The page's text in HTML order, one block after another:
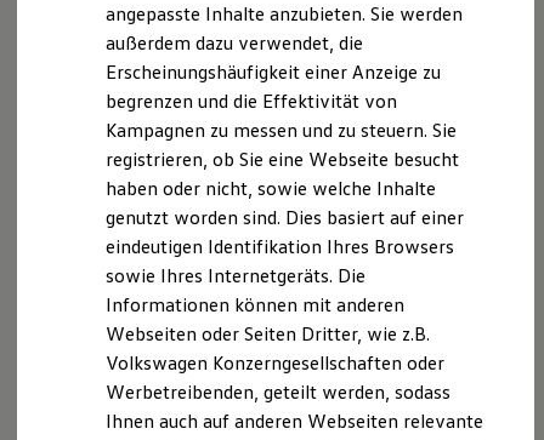
Batterieverordnung
XTL-Dieselkraftstoff
Ersatzteile und Betriebsflüssigkeiten
Original Zubehör und Lifestyle Produkte
myVolkswagen
myVolkswagen Business
Elektrisch & Autonom
Elektro - & Hybridfahrzeuge
Unser Ansatz
Klimafreundlicher Strom
Reichweite & Ladelösungen
Reichweitensimulator
Ladezeitensimulator
Ladelösungen für Privatkunden
Ladelösungen für Gewerbekunden
Bidirektionales Laden
Förderung & Kosten der Elektrofahrzeuge
Fördermöglichkeiten für Privatkunden
Die in dieser Darstellung gezeigten Fahrzeuge und
Ausstattungen können in einzelnen Details vom aktuellen
deutschen Lieferprogramm abweichen. Abgebildet sind
teilweise Sonderausstattungen der Fahrzeuge gegen
Mehrpreis.
Bitte beachten Sie auch unseren Konfigurator für eine
Übersicht der aktuell verfügbaren Modelle und Ausstattungen.
Die angegebenen Verbrauchs- und Emissionswerte beziehen
sich nicht auf ein einzelnes Fahrzeug und sind nicht Bestandteil
des Angebots, sondern dienen allein Vergleichszwecken
zwischen den verschiedenen Fahrzeugtypen.
usw.) können relevante Fahrzeugparameter, wiez. B.
Rollwiderstand und Aerodynamik verändern und neben
Witterungs- und Verkehrsbedingungen sowie dem
individuellen Fahrverhalten den Kraftstoffverbrauch, den
angepasste Inhalte anzubieten. Sie werden
außerdem dazu verwendet, die
Erscheinungshäufigkeit einer Anzeige zu
begrenzen und die Effektivität von
Kampagnen zu messen und zu steuern. Sie
registrieren, ob Sie eine Webseite besucht
haben oder nicht, sowie welche Inhalte
genutzt worden sind. Dies basiert auf einer
eindeutigen Identifikation Ihres Browsers
sowie Ihres Internetgeräts. Die
Informationen können mit anderen
Webseiten oder Seiten Dritter, wie z.B.
Volkswagen Konzerngesellschaften oder
Werbetreibenden, geteilt werden, sodass
Ihnen auch auf anderen Webseiten relevante